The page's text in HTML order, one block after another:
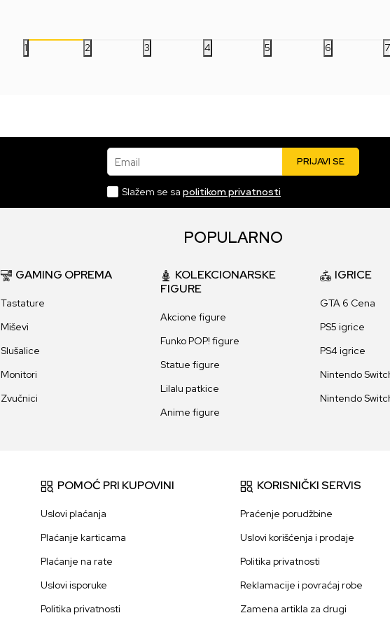
1 2 3 4 5 6 7
Email PRIJAVI SE
Slažem se sa politikom privatnosti
POPULARNO
GAMING OPREMA
Tastature
Miševi
Slušalice
Monitori
Zvučnici
KOLEKCIONARSKE
FIGURE
Akcione figure
Funko POP! figure
Statue figure
Lilalu patkice
Anime figure
IGRICE
GTA 6 Cena
PS5 igrice
PS4 igrice
Nintendo
Nintendo
POMOĆ PRI KUPOVINI
Uslovi plaćanja
Plaćanje karticama
Plaćanje na rate
Uslovi isporuke
Politika privatnosti
KORISNIČKI SERVIS
Praćenje porudžbine
Uslovi korišćenja i prodaje
Politika privatnosti
Reklamacije i povraćaj robe
Zamena artikla za drugi